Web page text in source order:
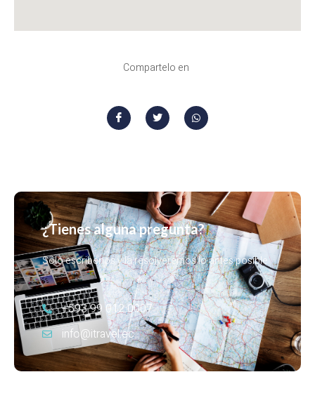
Compartelo en
¿Tienes alguna pregunta?
Sólo escribenos y la resolveremos lo antes posible
+593 99 012 0007
info@itravel.ec